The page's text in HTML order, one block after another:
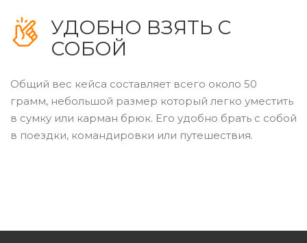
УДОБНО ВЗЯТЬ С
СОБОЙ
Общий вес кейса составляет всего около 50
грамм, небольшой размер который легко уместить
в сумку или карман брюк. Его удобно брать с собой
в поездки, командировки или путешествия.